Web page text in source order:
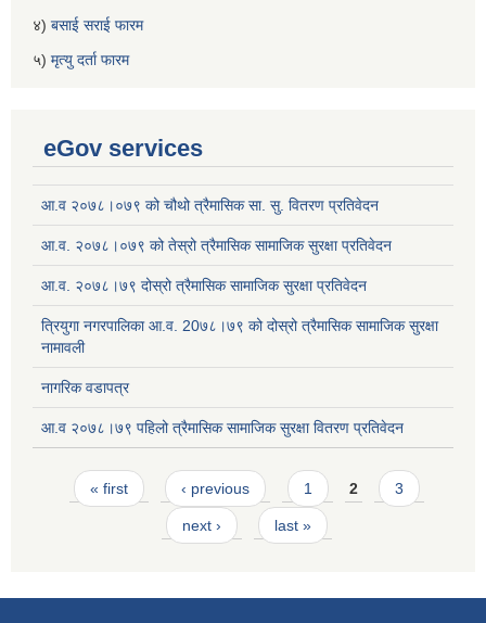
४) बसाई सराई फारम
५) मृत्यु दर्ता फारम
eGov services
आ.व २०७८।०७९ को चौथो त्रैमासिक सा. सु. वितरण प्रतिवेदन
आ.व. २०७८।०७९ को तेस्रो त्रैमासिक सामाजिक सुरक्षा प्रतिवेदन
आ.व. २०७८।७९ दोस्रो त्रैमासिक सामाजिक सुरक्षा प्रतिवेदन
त्रियुगा नगरपालिका आ.व. 20७८।७९ को दोस्रो त्रैमासिक सामाजिक सुरक्षा
नामावली
नागरिक वडापत्र
आ.व २०७८।७९ पहिलो त्रैमासिक सामाजिक सुरक्षा वितरण प्रतिवेदन
Pages
« first ‹ previous 1 2 3
next › last »